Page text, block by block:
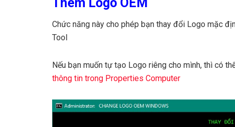
Chức năng này cho phép bạn thay đổi Logo mặc
Tool
Nếu bạn muốn tự tạo Logo riêng cho mình, thì có
thông tin trong Properties Computer